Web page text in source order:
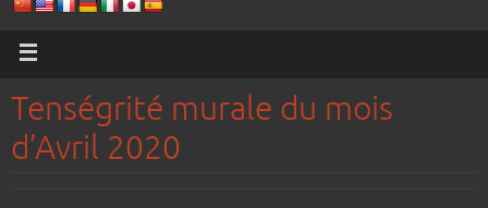
Tenségrité murale du mois
d’Avril 2020